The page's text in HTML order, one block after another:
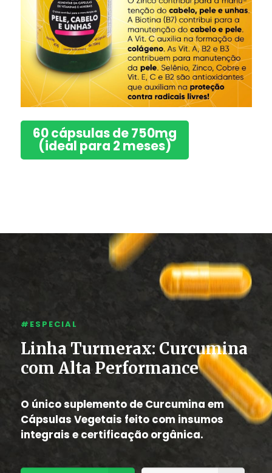
60 cápsulas de 750mg
(ideal para 2 meses)
#ESPECIAL
Linha Turmerax: Curcumina
com Alta Performance
O único suplemento de Curcumina em
Cápsulas Vegetais feito com insumos
integrais e certificação orgânica.